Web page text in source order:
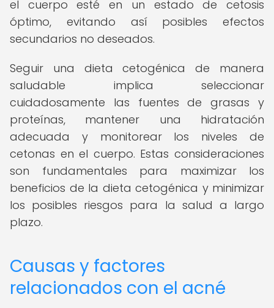
el cuerpo esté en un estado de cetosis
óptimo, evitando así posibles efectos
secundarios no deseados.
Seguir una dieta cetogénica de manera
saludable implica seleccionar
cuidadosamente las fuentes de grasas y
proteínas, mantener una hidratación
adecuada y monitorear los niveles de
cetonas en el cuerpo. Estas consideraciones
son fundamentales para maximizar los
beneficios de la dieta cetogénica y minimizar
los posibles riesgos para la salud a largo
plazo.
Causas y factores
relacionados con el acné